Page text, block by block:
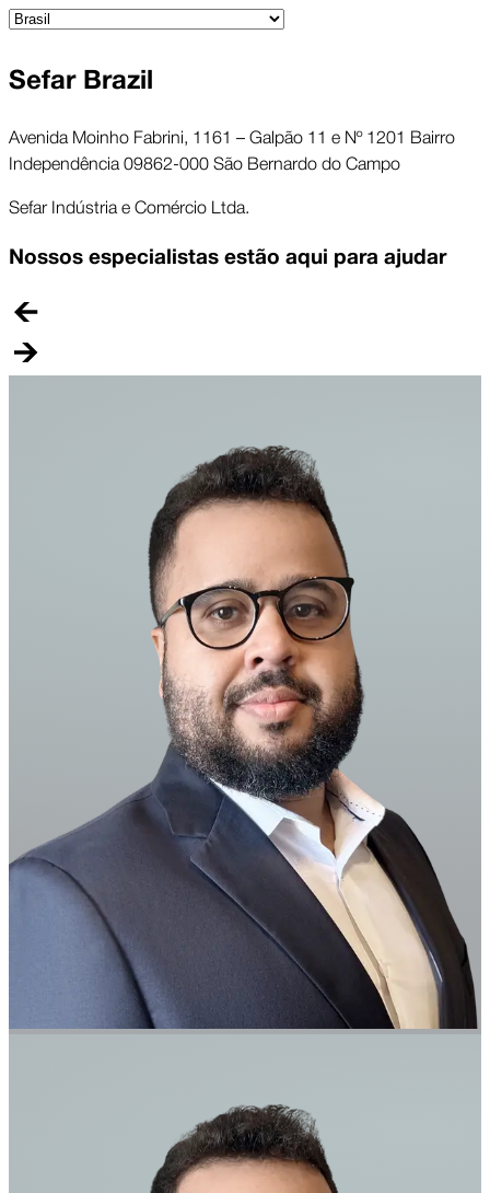
Sefar Brazil
Avenida Moinho Fabrini, 1161 – Galpão 11 e Nº 1201 Bairro
Independência 09862-000 São Bernardo do Campo
Sefar Indústria e Comércio Ltda.
Nossos especialistas estão aqui para ajudar